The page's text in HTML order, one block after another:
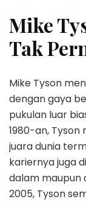
Mike
Tak
Mike Tyson
dengan gaya
pukulan luar
1980-an,
juara dunia
kariernya juga
dalam maupun
2005, Tyson